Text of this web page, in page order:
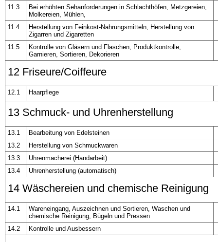
11.3
Bei erhöhten Sehanforderungen in Schlachthöfen, Metzgereien,
Molkereien, Mühlen,
11.4
Herstellung von Feinkost-Nahrungsmitteln, Herstellung von
Zigarren und Zigaretten
11.5
Kontrolle von Gläsern und Flaschen, Produktkontrolle,
Garnieren, Sortieren, Dekorieren
12 Friseure/Coiffeure
12.1 Haarpflege
13 Schmuck- und Uhrenherstellung
13.1
Bearbeitung von Edelsteinen
13.2
Herstellung von Schmuckwaren
13.3
Uhrenmacherei (Handarbeit)
13.4
Uhrenherstellung (automatisch)
14 Wäschereien und chemische Reinigung
14.1
Wareneingang, Auszeichnen und Sortieren, Waschen und
chemische Reinigung, Bügeln und Pressen
14.2
Kontrolle und Ausbessern